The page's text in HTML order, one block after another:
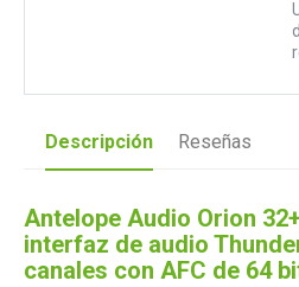
Descripción Reseñas
Antelope Audio Orion
interfaz de audio
canales con AFC de 64